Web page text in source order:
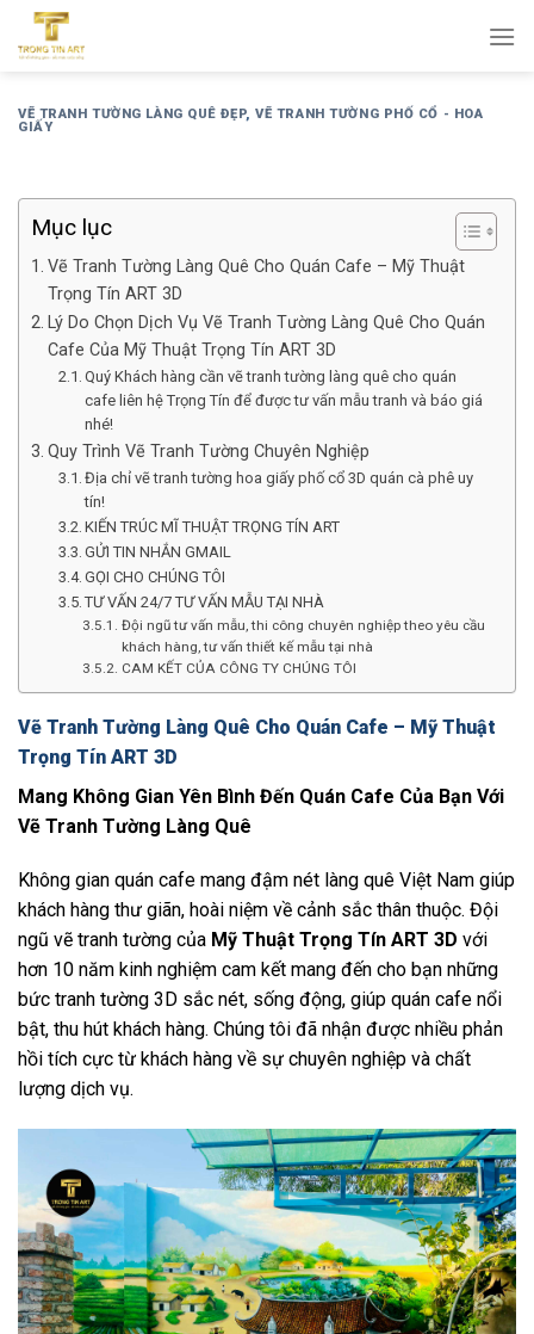
qua
dungVẼ TRANH TƯỜNG LÀNG QUÊ ĐẸP,VẼ TRANH TƯỜNG PHỐ CỔ - HOA
GIẤY
Mục lục
Vẽ Tranh Tường Làng Quê Cho Quán Cafe – Mỹ Thuật
Trọng Tín ART 3D
Lý Do Chọn Dịch Vụ Vẽ Tranh Tường Làng Quê Cho Quán
Cafe Của Mỹ Thuật Trọng Tín ART 3D
Quý Khách hàng cần vẽ tranh tường làng quê cho quán
cafe liên hệ Trọng Tín để được tư vấn mẫu tranh và báo giá
nhé!
Quy Trình Vẽ Tranh Tường Chuyên Nghiệp
Địa chỉ vẽ tranh tường hoa giấy phố cổ 3D quán cà phê uy
tín!
KIẾN TRÚC MĨ THUẬT TRỌNG TÍN ART
GỬI TIN NHẮN GMAIL
GỌI CHO CHÚNG TÔI
TƯ VẤN 24/7 TƯ VẤN MẪU TẠI NHÀ
Đội ngũ tư vấn mẫu, thi công chuyên nghiệp theo yêu cầu
khách hàng, tư vấn thiết kế mẫu tại nhà
CAM KẾT CỦA CÔNG TY CHÚNG TÔI
Vẽ Tranh Tường Làng Quê Cho Quán Cafe – Mỹ Thuật
Trọng Tín ART 3D
Mang Không Gian Yên Bình Đến Quán Cafe Của Bạn Với
Vẽ Tranh Tường Làng Quê
Không gian quán cafe mang đậm nét làng quê Việt Nam giúp
khách hàng thư giãn, hoài niệm về cảnh sắc thân thuộc. Đội
ngũ vẽ tranh tường của Mỹ Thuật Trọng Tín ART 3D với
hơn 10 năm kinh nghiệm cam kết mang đến cho bạn những
bức tranh tường 3D sắc nét, sống động, giúp quán cafe nổi
bật, thu hút khách hàng. Chúng tôi đã nhận được nhiều phản
hồi tích cực từ khách hàng về sự chuyên nghiệp và chất
lượng dịch vụ.